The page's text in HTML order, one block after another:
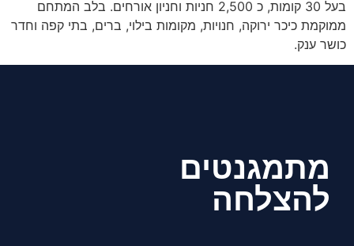
בעל 30 קומות, כ 2,500 חניות וחניון אורחים. בלב המתחם
ממוקמת כיכר ירוקה, חנויות, מקומות בילוי, ברים, בתי קפה וחדר
כושר ענק.
מתמגנטים
להצלחה